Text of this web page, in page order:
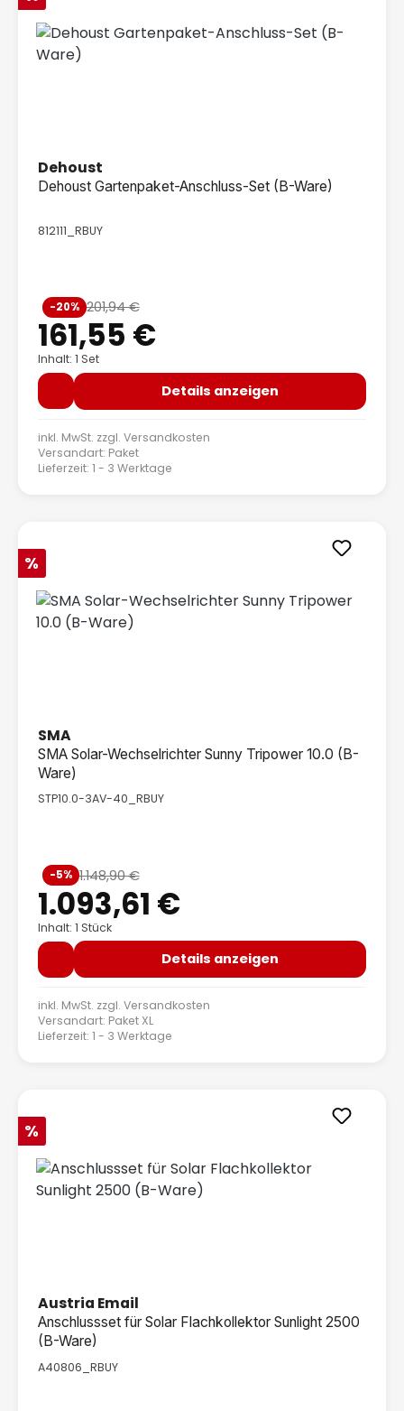
Dehoust
Dehoust Gartenpaket-Anschluss-Set (B-Ware)
812111_RBUY
Verkaufspreis:
161,55 €
Regulärer Preis:
201,94 €
-20%
Inhalt: 1 Set
Details anzeigen
inkl. MwSt. zzgl. Versandkosten
Versandart: Paket
Lieferzeit: 1 - 3 Werktage
Rabatt
%
SMA
SMA Solar-Wechselrichter Sunny Tripower 10.0 (B-
Ware)
STP10.0-3AV-40_RBUY
Verkaufspreis:
1.093,61 €
Regulärer Preis:
1.148,90 €
-5%
Inhalt: 1 Stück
Details anzeigen
inkl. MwSt. zzgl. Versandkosten
Versandart: Paket XL
Lieferzeit: 1 - 3 Werktage
Rabatt
%
Austria Email
Anschlussset für Solar Flachkollektor Sunlight 2500
(B-Ware)
A40806_RBUY